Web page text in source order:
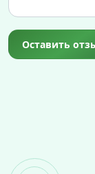
Оставить